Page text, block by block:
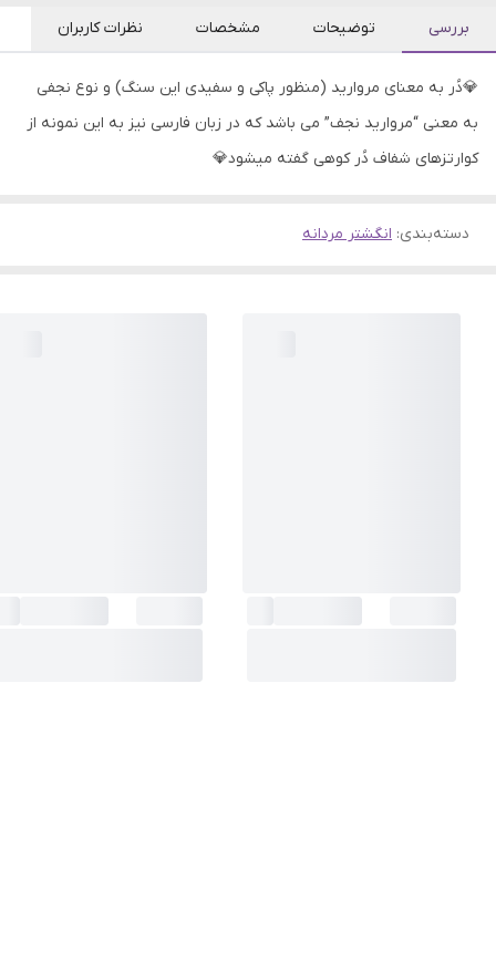
بررسی توضیحات مشخصات نظرات کاربران
💎دُر به معنای مروارید (منظور پاکی و سفیدی این سنگ) و نوع نجفی
به معنی “مروارید نجف” می باشد که در زبان فارسی نیز به این نمونه از
کوارتزهای شفاف دُر کوهی گفته میشود💎
دسته‌بندی: انگشتر مردانه